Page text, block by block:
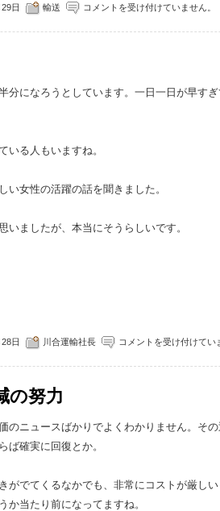
日 輸送 コメントを受け付けていません。
分になろうとしています。一日一日が早す
いる人もいますね。
い女性の活躍の話を聞きました。
いましたが、本当にそうらしいです。
日 川合運輸社長 コメントを受け付けてい
の努力
のニュースばかりでよくわかりません。そ
ば確実に回復とか。
がでてくるなかでも、非常にコストが厳し
か当たり前になってますね。